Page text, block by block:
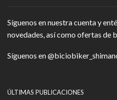
Síguenos en nuestra cuenta y
novedades, así como ofertas de
Síguenos en
ÚLTIMAS PUBLICACIONES